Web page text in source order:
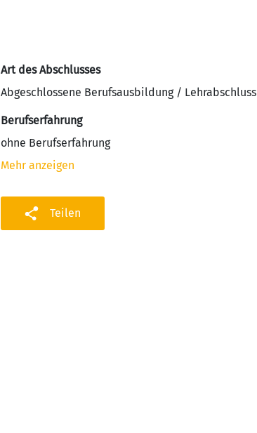
Art des Abschlusses
Abgeschlossene Berufsausbildung / Lehrabschluss
Berufserfahrung
ohne Berufserfahrung
Mehr anzeigen
Teilen